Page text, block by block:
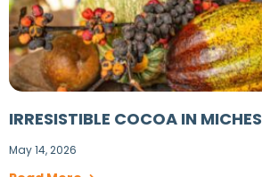
IRRESISTIBLE COCOA IN MICHES
May 14, 2026